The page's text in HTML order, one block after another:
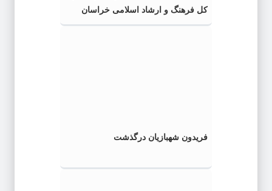
کل فرهنگ و ارشاد اسلامی خراسان
رضوی شد
فریدون شهبازیان درگذشت